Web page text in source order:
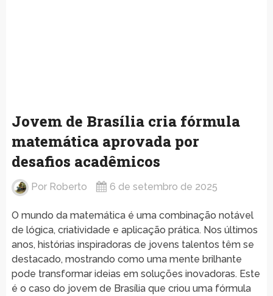
Jovem de Brasília cria fórmula
matemática aprovada por
desafios acadêmicos
Por Roberto 6 de setembro de 2025
O mundo da matemática é uma combinação notável
de lógica, criatividade e aplicação prática. Nos últimos
anos, histórias inspiradoras de jovens talentos têm se
destacado, mostrando como uma mente brilhante
pode transformar ideias em soluções inovadoras. Este
é o caso do jovem de Brasília que criou uma fórmula